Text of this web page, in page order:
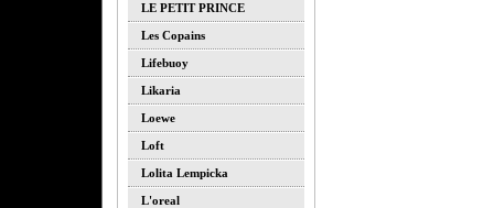
LE PETIT PRINCE
Les Copains
Lifebuoy
Likaria
Loewe
Loft
Lolita Lempicka
L'oreal